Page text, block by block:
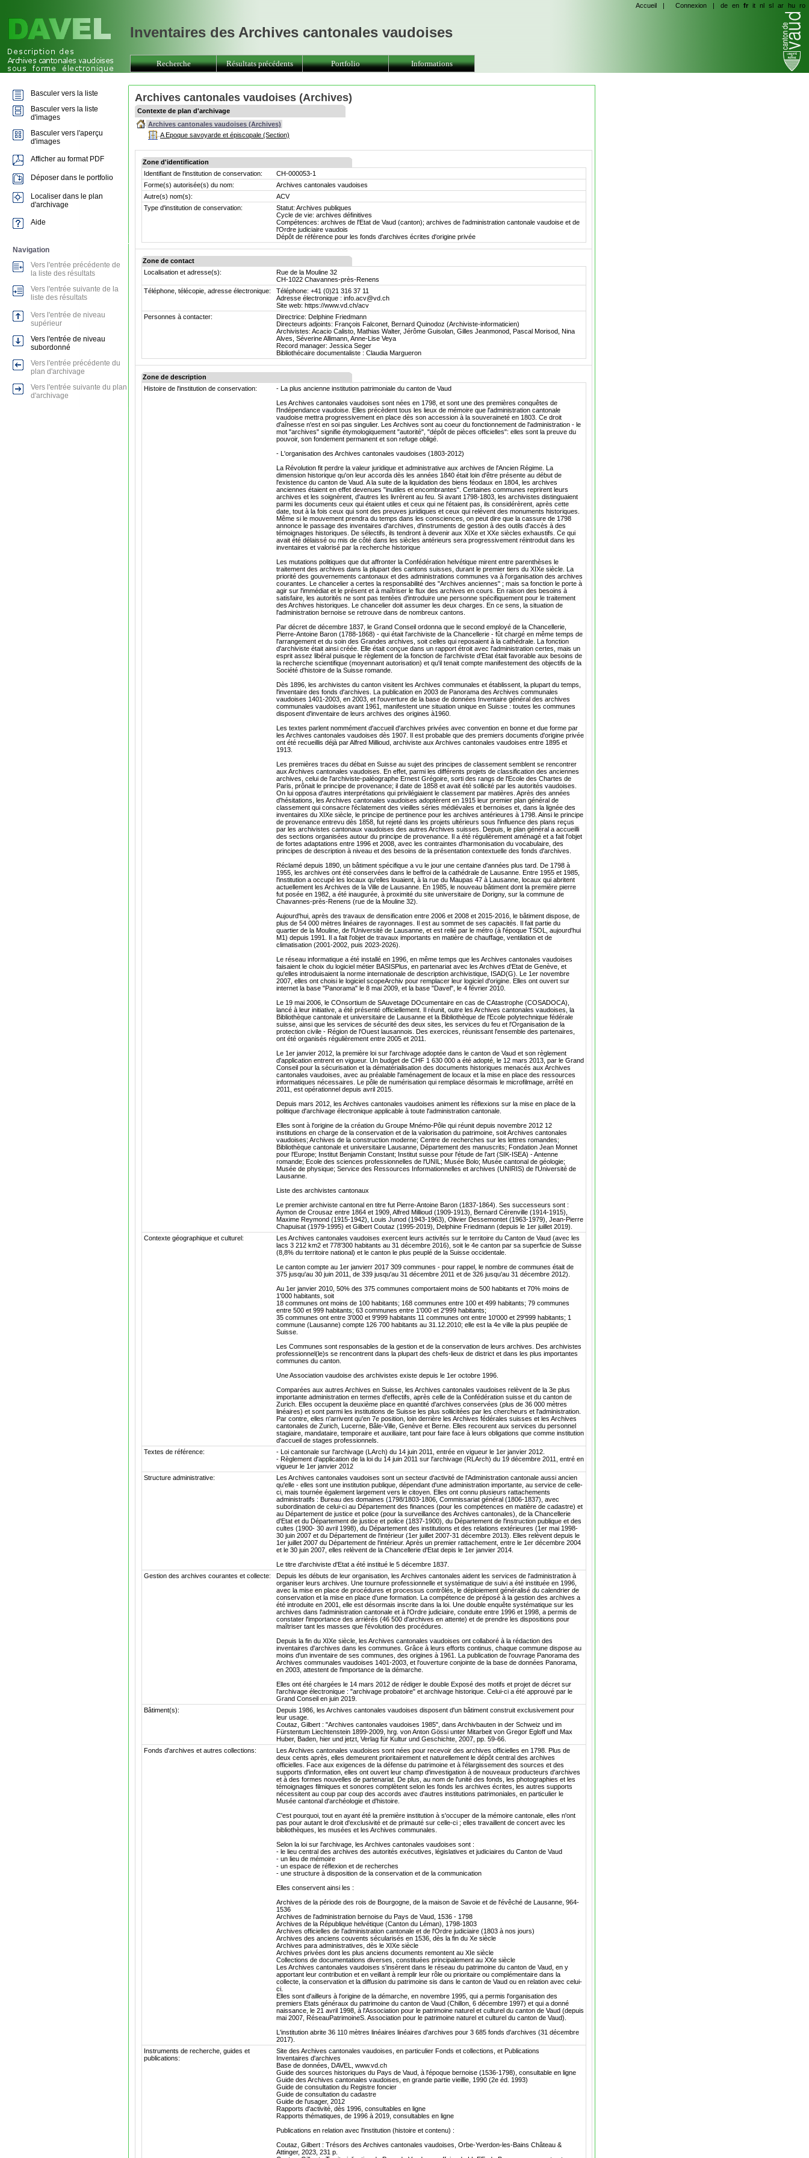
Archives cantonales vaudoises (Archives)
Contexte de plan d'archivage
Archives cantonales vaudoises (Archives)
A Epoque savoyarde et épiscopale (Section)
Zone d'identification
Identifiant de l'institution de conservation:
CH-000053-1
Forme(s) autorisée(s) du nom:
Archives cantonales vaudoises
Autre(s) nom(s):
ACV
Type d'institution de conservation:
Statut: Archives publiques
Cycle de vie: archives définitives
Compétences: archives de l'Etat de Vaud (canton); archives de l'administration cantonale vaudoise et de
l'Ordre judiciaire vaudois
Dépôt de référence pour les fonds d'archives écrites d'origine privée
Zone de contact
Localisation et adresse(s):
Rue de la Mouline 32
CH-1022 Chavannes-près-Renens
Téléphone, télécopie, adresse électronique:
Téléphone: +41 (0)21 316 37 11
Adresse électronique : info.acv@vd.ch
Site web: https://www.vd.ch/acv
Personnes à contacter:
Directrice: Delphine Friedmann
Directeurs adjoints: François Falconet, Bernard Quinodoz (Archiviste-informaticien)
Archivistes: Acacio Calisto, Mathias Walter, Jérôme Guisolan, Gilles Jeanmonod, Pascal Morisod, Nina
Alves, Séverine Allimann, Anne-Lise Veya
Record manager: Jessica Seger
Bibliothécaire documentaliste : Claudia Margueron
Zone de description
Histoire de l'institution de conservation:
- La plus ancienne institution patrimoniale du canton de Vaud
Les Archives cantonales vaudoises sont nées en 1798, et sont une des premières conquêtes de
l'Indépendance vaudoise. Elles précèdent tous les lieux de mémoire que l'administration cantonale
vaudoise mettra progressivement en place dès son accession à la souveraineté en 1803. Ce droit
d'aînesse n'est en soi pas singulier. Les Archives sont au coeur du fonctionnement de l'administration - le
mot "archives" signifie étymologiquement "autorité", "dépôt de pièces officielles": elles sont la preuve du
pouvoir, son fondement permanent et son refuge obligé.
- L'organisation des Archives cantonales vaudoises (1803-2012)
La Révolution fit perdre la valeur juridique et administrative aux archives de l'Ancien Régime. La
dimension historique qu'on leur accorda dès les années 1840 était loin d'être présente au début de
l'existence du canton de Vaud. A la suite de la liquidation des biens féodaux en 1804, les archives
anciennes étaient en effet devenues "inutiles et encombrantes". Certaines communes reprirent leurs
archives et les soignèrent, d'autres les livrèrent au feu. Si avant 1798-1803, les archivistes distinguaient
parmi les documents ceux qui étaient utiles et ceux qui ne l'étaient pas, ils considérèrent, après cette
date, tout à la fois ceux qui sont des preuves juridiques et ceux qui relèvent des monuments historiques.
Même si le mouvement prendra du temps dans les consciences, on peut dire que la cassure de 1798
annonce le passage des inventaires d'archives, d'instruments de gestion à des outils d'accès à des
témoignages historiques. De sélectifs, ils tendront à devenir aux XIXe et XXe siècles exhaustifs. Ce qui
avait été délaissé ou mis de côté dans les siècles antérieurs sera progressivement réintroduit dans les
inventaires et valorisé par la recherche historique
Les mutations politiques que dut affronter la Confédération helvétique mirent entre parenthèses le
traitement des archives dans la plupart des cantons suisses, durant le premier tiers du XIXe siècle. La
priorité des gouvernements cantonaux et des administrations communes va à l'organisation des archives
courantes. Le chancelier a certes la responsabilité des "Archives anciennes" ; mais sa fonction le porte à
agir sur l'immédiat et le présent et à maîtriser le flux des archives en cours. En raison des besoins à
satisfaire, les autorités ne sont pas tentées d'introduire une personne spécifiquement pour le traitement
des Archives historiques. Le chancelier doit assumer les deux charges. En ce sens, la situation de
l'administration bernoise se retrouve dans de nombreux cantons.
Par décret de décembre 1837, le Grand Conseil ordonna que le second employé de la Chancellerie,
Pierre-Antoine Baron (1788-1868) - qui était l'archiviste de la Chancellerie - fût chargé en même temps de
l'arrangement et du soin des Grandes archives, soit celles qui reposaient à la cathédrale. La fonction
d'archiviste était ainsi créée. Elle était conçue dans un rapport étroit avec l'administration certes, mais un
esprit assez libéral puisque le règlement de la fonction de l'archiviste d'Etat était favorable aux besoins de
la recherche scientifique (moyennant autorisation) et qu'il tenait compte manifestement des objectifs de la
Société d'histoire de la Suisse romande.
Dès 1896, les archivistes du canton visitent les Archives communales et établissent, la plupart du temps,
l'inventaire des fonds d'archives. La publication en 2003 de Panorama des Archives communales
vaudoises 1401-2003, en 2003, et l'ouverture de la base de données Inventaire général des archives
communales vaudoises avant 1961, manifestent une situation unique en Suisse : toutes les communes
disposent d'inventaire de leurs archives des origines à1960.
Les textes parlent nommément d'accueil d'archives privées avec convention en bonne et due forme par
les Archives cantonales vaudoises dès 1907. Il est probable que des premiers documents d'origine privée
ont été recueillis déjà par Alfred Millioud, archiviste aux Archives cantonales vaudoises entre 1895 et
1913.
Les premières traces du débat en Suisse au sujet des principes de classement semblent se rencontrer
aux Archives cantonales vaudoises. En effet, parmi les différents projets de classification des anciennes
archives, celui de l'archiviste-paléographe Ernest Grégoire, sorti des rangs de l'Ecole des Chartes de
Paris, prônait le principe de provenance; il date de 1858 et avait été sollicité par les autorités vaudoises.
On lui opposa d'autres interprétations qui privilégiaient le classement par matières. Après des années
d'hésitations, les Archives cantonales vaudoises adoptèrent en 1915 leur premier plan général de
classement qui consacre l'éclatement des vieilles séries médiévales et bernoises et, dans la lignée des
inventaires du XIXe siècle, le principe de pertinence pour les archives antérieures à 1798. Ainsi le principe
de provenance entrevu dès 1858, fut rejeté dans les projets ultérieurs sous l'influence des plans reçus
par les archivistes cantonaux vaudoises des autres Archives suisses. Depuis, le plan général a accueilli
des sections organisées autour du principe de provenance. Il a été régulièrement aménagé et a fait l'objet
de fortes adaptations entre 1996 et 2008, avec les contraintes d'harmonisation du vocabulaire, des
principes de description à niveau et des besoins de la présentation contextuelle des fonds d'archives.
Réclamé depuis 1890, un bâtiment spécifique a vu le jour une centaine d'années plus tard. De 1798 à
1955, les archives ont été conservées dans le beffroi de la cathédrale de Lausanne. Entre 1955 et 1985,
l'institution a occupé les locaux qu'elles louaient, à la rue du Maupas 47 à Lausanne, locaux qui abritent
actuellement les Archives de la Ville de Lausanne. En 1985, le nouveau bâtiment dont la première pierre
fut posée en 1982, a été inaugurée, à proximité du site universitaire de Dorigny, sur la commune de
Chavannes-près-Renens (rue de la Mouline 32).
Aujourd'hui, après des travaux de densification entre 2006 et 2008 et 2015-2016, le bâtiment dispose, de
plus de 54 000 mètres linéaires de rayonnages. Il est au sommet de ses capacités. Il fait partie du
quartier de la Mouline, de l'Université de Lausanne, et est relié par le métro (à l'époque TSOL, aujourd'hui
M1) depuis 1991. Il a fait l'objet de travaux importants en matière de chauffage, ventilation et de
climatisation (2001-2002, puis 2023-2026).
Le réseau informatique a été installé en 1996, en même temps que les Archives cantonales vaudoises
faisaient le choix du logiciel métier BASISPlus, en partenariat avec les Archives d'Etat de Genève, et
qu'elles introduisaient la norme internationale de description archivistique, ISAD(G). Le 1er novembre
2007, elles ont choisi le logiciel scopeArchiv pour remplacer leur logiciel d'origine. Elles ont ouvert sur
internet la base "Panorama" le 8 mai 2009, et la base "Davel", le 4 février 2010.
Le 19 mai 2006, le COnsortium de SAuvetage DOcumentaire en cas de CAtastrophe (COSADOCA),
lancé à leur initiative, a été présenté officiellement. Il réunit, outre les Archives cantonales vaudoises, la
Bibliothèque cantonale et universitaire de Lausanne et la Bibliothèque de l'Ecole polytechnique fédérale
suisse, ainsi que les services de sécurité des deux sites, les services du feu et l'Organisation de la
protection civile - Région de l'Ouest lausannois. Des exercices, réunissant l'ensemble des partenaires,
ont été organisés régulièrement entre 2005 et 2011.
Le 1er janvier 2012, la première loi sur l'archivage adoptée dans le canton de Vaud et son règlement
d'application entrent en vigueur. Un budget de CHF 1 630 000 a été adopté, le 12 mars 2013, par le Grand
Conseil pour la sécurisation et la dématérialisation des documents historiques menacés aux Archives
cantonales vaudoises, avec au préalable l'aménagement de locaux et la mise en place des ressources
informatiques nécessaires. Le pôle de numérisation qui remplace désormais le microfilmage, arrêté en
2011, est opérationnel depuis avril 2015.
Depuis mars 2012, les Archives cantonales vaudoises animent les réflexions sur la mise en place de la
politique d'archivage électronique applicable à toute l'administration cantonale.
Elles sont à l'origine de la création du Groupe Mnémo-Pôle qui réunit depuis novembre 2012 12
institutions en charge de la conservation et de la valorisation du patrimoine, soit Archives cantonales
vaudoises; Archives de la construction moderne; Centre de recherches sur les lettres romandes;
Bibliothèque cantonale et universitaire Lausanne, Département des manuscrits; Fondation Jean Monnet
pour l'Europe; Institut Benjamin Constant; Institut suisse pour l'étude de l'art (SIK-ISEA) - Antenne
romande; Ecole des sciences professionnelles de l'UNIL; Musée Bolo; Musée cantonal de géologie;
Musée de physique; Service des Ressources Informationnelles et archives (UNIRIS) de l'Université de
Lausanne.
Liste des archivistes cantonaux
Le premier archiviste cantonal en titre fut Pierre-Antoine Baron (1837-1864). Ses successeurs sont :
Aymon de Crousaz entre 1864 et 1909, Alfred Millioud (1909-1913), Bernard Cérenville (1914-1915),
Maxime Reymond (1915-1942), Louis Junod (1943-1963), Olivier Dessemontet (1963-1979), Jean-Pierre
Chapuisat (1979-1995) et Gilbert Coutaz (1995-2019), Delphine Friedmann (depuis le 1er juillet 2019).
Contexte géographique et culturel:
Les Archives cantonales vaudoises exercent leurs activités sur le territoire du Canton de Vaud (avec les
lacs 3 212 km2 et 778'300 habitants au 31 décembre 2016), soit le 4e canton par sa superficie de Suisse
(8,8% du territoire national) et le canton le plus peuplé de la Suisse occidentale.
Le canton compte au 1er janvierr 2017 309 communes - pour rappel, le nombre de communes était de
375 jusqu'au 30 juin 2011, de 339 jusqu'au 31 décembre 2011 et de 326 jusqu'au 31 décembre 2012).
Au 1er janvier 2010, 50% des 375 communes comportaient moins de 500 habitants et 70% moins de
1'000 habitants, soit
18 communes ont moins de 100 habitants; 168 communes entre 100 et 499 habitants; 79 communes
entre 500 et 999 habitants; 63 communes entre 1'000 et 2'999 habitants;
35 communes ont entre 3'000 et 9'999 habitants 11 communes ont entre 10'000 et 29'999 habitants; 1
commune (Lausanne) compte 126 700 habitants au 31.12.2010; elle est la 4e ville la plus peuplée de
Suisse.
Les Communes sont responsables de la gestion et de la conservation de leurs archives. Des archivistes
professionnel(le)s se rencontrent dans la plupart des chefs-lieux de district et dans les plus importantes
communes du canton.
Une Association vaudoise des archivistes existe depuis le 1er octobre 1996.
Comparées aux autres Archives en Suisse, les Archives cantonales vaudoises relèvent de la 3e plus
importante administration en termes d'effectifs, après celle de la Confédération suisse et du canton de
Zurich. Elles occupent la deuxième place en quantité d'archives conservées (plus de 36 000 mètres
linéaires) et sont parmi les institutions de Suisse les plus sollicitées par les chercheurs et l'administration.
Par contre, elles n'arrivent qu'en 7e position, loin derrière les Archives fédérales suisses et les Archives
cantonales de Zurich, Lucerne, Bâle-Ville, Genève et Berne. Elles recourent aux services du personnel
stagiaire, mandataire, temporaire et auxiliaire, tant pour faire face à leurs obligations que comme institution
d'accueil de stages professionnels.
Textes de référence:
- Loi cantonale sur l'archivage (LArch) du 14 juin 2011, entrée en vigueur le 1er janvier 2012.
- Règlement d'application de la loi du 14 juin 2011 sur l'archivage (RLArch) du 19 décembre 2011, entré en
vigueur le 1er janvier 2012
Structure administrative:
Les Archives cantonales vaudoises sont un secteur d'activité de l'Administration cantonale aussi ancien
qu'elle - elles sont une institution publique, dépendant d'une administration importante, au service de celle-
ci, mais tournée également largement vers le citoyen. Elles ont connu plusieurs rattachements
administratifs : Bureau des domaines (1798/1803-1806, Commissariat général (1806-1837), avec
subordination de celui-ci au Département des finances (pour les compétences en matière de cadastre) et
au Département de justice et police (pour la surveillance des Archives cantonales), de la Chancellerie
d'Etat et du Département de justice et police (1837-1900), du Département de l'instruction publique et des
cultes (1900- 30 avril 1998), du Département des institutions et des relations extérieures (1er mai 1998-
30 juin 2007 et du Département de l'intérieur (1er juillet 2007-31 décembre 2013). Elles relèvent depuis le
1er juillet 2007 du Département de l'intérieur. Après un premier rattachement, entre le 1er décembre 2004
et le 30 juin 2007, elles relèvent de la Chancellerie d'Etat depis le 1er janvier 2014.
Le titre d'archiviste d'Etat a été institué le 5 décembre 1837.
Gestion des archives courantes et collecte:
Depuis les débuts de leur organisation, les Archives cantonales aident les services de l'administration à
organiser leurs archives. Une tournure professionnelle et systématique de suivi a été instituée en 1996,
avec la mise en place de procédures et processus contrôlés, le déploiement généralisé du calendrier de
conservation et la mise en place d'une formation. La compétence de préposé à la gestion des archives a
été introduite en 2001, elle est désormais inscrite dans la loi. Une double enquête systématique sur les
archives dans l'administration cantonale et à l'Ordre judiciaire, conduite entre 1996 et 1998, a permis de
constater l'importance des arriérés (46 500 d'archives en attente) et de prendre les dispositions pour
maîtriser tant les masses que l'évolution des procédures.
Depuis la fin du XIXe siècle, les Archives cantonales vaudoises ont collaboré à la rédaction des
inventaires d'archives dans les communes. Grâce à leurs efforts continus, chaque commune dispose au
moins d'un inventaire de ses communes, des origines à 1961. La publication de l'ouvrage Panorama des
Archives communales vaudoises 1401-2003, et l'ouverture conjointe de la base de données Panorama,
en 2003, attestent de l'importance de la démarche.
Elles ont été chargées le 14 mars 2012 de rédiger le double Exposé des motifs et projet de décret sur
l'archivage électronique : "archivage probatoire" et archivage historique. Celui-ci a été approuvé par le
Grand Conseil en juin 2019.
Bâtiment(s):
Depuis 1986, les Archives cantonales vaudoises disposent d'un bâtiment construit exclusivement pour
leur usage.
Coutaz, Gilbert : "Archives cantonales vaudoises 1985", dans Archivbauten in der Schweiz und im
Fürstentum Liechtenstein 1899-2009, hrg. von Anton Gössi unter Mitarbeit von Gregor Egloff und Max
Huber, Baden, hier und jetzt, Verlag für Kultur und Geschichte, 2007, pp. 59-66.
Fonds d'archives et autres collections:
Les Archives cantonales vaudoises sont nées pour recevoir des archives officielles en 1798. Plus de
deux cents après, elles demeurent prioritairement et naturellement le dépôt central des archives
officielles. Face aux exigences de la défense du patrimoine et à l'élargissement des sources et des
supports d'information, elles ont ouvert leur champ d'investigation à de nouveaux producteurs d'archives
et à des formes nouvelles de partenariat. De plus, au nom de l'unité des fonds, les photographies et les
témoignages filmiques et sonores complètent selon les fonds les archives écrites, les autres supports
nécessitent au coup par coup des accords avec d'autres institutions patrimoniales, en particulier le
Musée cantonal d'archéologie et d'histoire.
C'est pourquoi, tout en ayant été la première institution à s'occuper de la mémoire cantonale, elles n'ont
pas pour autant le droit d'exclusivité et de primauté sur celle-ci ; elles travaillent de concert avec les
bibliothèques, les musées et les Archives communales.
Selon la loi sur l'archivage, les Archives cantonales vaudoises sont :
- le lieu central des archives des autorités exécutives, législatives et judiciaires du Canton de Vaud
- un lieu de mémoire
- un espace de réflexion et de recherches
- une structure à disposition de la conservation et de la communication
Elles conservent ainsi les :
Archives de la période des rois de Bourgogne, de la maison de Savoie et de l'évêché de Lausanne, 964-
1536
Archives de l'administration bernoise du Pays de Vaud, 1536 - 1798
Archives de la République helvétique (Canton du Léman), 1798-1803
Archives officielles de l'administration cantonale et de l'Ordre judiciaire (1803 à nos jours)
Archives des anciens couvents sécularisés en 1536, dès la fin du Xe siècle
Archives para administratives, dès le XIXe siècle
Archives privées dont les plus anciens documents remontent au XIe siècle
Collections de documentations diverses, constituées principalement au XXe siècle
Les Archives cantonales vaudoises s'insèrent dans le réseau du patrimoine du canton de Vaud, en y
apportant leur contribution et en veillant à remplir leur rôle ou prioritaire ou complémentaire dans la
collecte, la conservation et la diffusion du patrimoine sis dans le canton de Vaud ou en relation avec celui-
ci.
Elles sont d'ailleurs à l'origine de la démarche, en novembre 1995, qui a permis l'organisation des
premiers Etats généraux du patrimoine du canton de Vaud (Chillon, 6 décembre 1997) et qui a donné
naissance, le 21 avril 1998, à l'Association pour le patrimoine naturel et culturel du canton de Vaud (depuis
mai 2007, RéseauPatrimoineS. Association pour le patrimoine naturel et culturel du canton de Vaud).
L'institution abrite 36 110 mètres linéaires linéaires d'archives pour 3 685 fonds d'archives (31 décembre
2017).
Instruments de recherche, guides et
publications:
Site des Archives cantonales vaudoises, en particulier Fonds et collections, et Publications
Inventaires d'archives
Base de données, DAVEL, www.vd.ch
Guide des sources historiques du Pays de Vaud, à l'époque bernoise (1536-1798), consultable en ligne
Guide des Archives cantonales vaudoises, en grande partie vieillie, 1990 (2e éd. 1993)
Guide de consultation du Registre foncier
Guide de consultation du cadastre
Guide de l'usager, 2012
Rapports d'activité, dès 1996, consultables en ligne
Rapports thématiques, de 1996 à 2019, consultables en ligne
Publications en relation avec l'institution (histoire et contenu) :
Coutaz, Gilbert : Trésors des Archives cantonales vaudoises, Orbe-Yverdon-les-Bains Château &
Attinger, 2023, 231 p.
Accueil | Connexion | de en fr it nl sl ar hu ro
Inventaires des Archives cantonales vaudoises
Recherche Résultats précédents Portfolio Informations
Basculer vers la liste
Basculer vers la liste
d'images
Basculer vers l'aperçu
d'images
Afficher au format PDF
Déposer dans le portfolio
Localiser dans le plan
d'archivage
Aide
Navigation
Vers l'entrée précédente de
la liste des résultats
Vers l'entrée suivante de la
liste des résultats
Vers l'entrée de niveau
supérieur
Vers l'entrée de niveau
subordonné
Vers l'entrée précédente du
plan d'archivage
Vers l'entrée suivante du plan
d'archivage